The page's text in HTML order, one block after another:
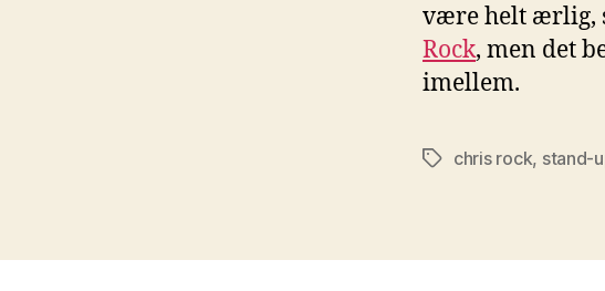
være helt ærlig,
Rock, men det
imellem.
Tagschris rock, stand-